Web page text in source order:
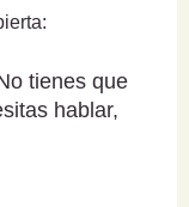
tienes que
hablar,